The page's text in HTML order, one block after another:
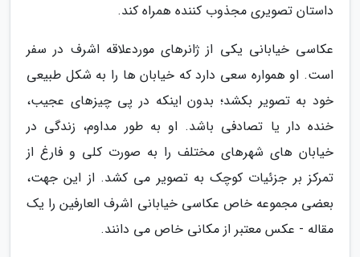
داستان تصویری مجذوب کننده همراه کند.
عکاسی خیابانی یکی از ژانرهای موردعلاقه اشرف در سفر
است. او همواره سعی دارد که خیابان ها را به شکل طبیعی
خود به تصویر بکشد؛ بدون اینکه در پی چیزهای عجیب،
خنده دار یا تصادفی باشد. او به طور مداوم، زندگی در
خیابان های شهرهای مختلف را به صورت کلی و فارغ از
تمرکز بر جزئیات کوچک به تصویر می کشد. از این جهت،
بعضی مجموعه خاص عکاسی خیابانی اشرف العارفین را یک
مقاله - عکس معتبر از مکانی خاص می دانند.